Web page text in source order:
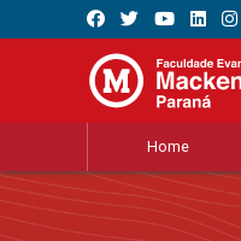
Home